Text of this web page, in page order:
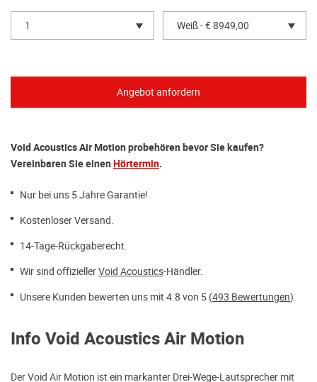
1 Weiß - € 8949,00
Void Acoustics Air Motion probehören bevor Sie kaufen?
Vereinbaren Sie einenHörtermin.
Nur bei uns 5 Jahre Garantie!
Kostenloser Versand.
14-Tage-Rückgaberecht.
Wir sind offiziellerVoid Acoustics-Händler.
Unsere Kunden bewerten uns mit 4.8 von 5 (493 Bewertungen).
Info Void Acoustics Air Motion
Der Void Air Motion ist ein markanter Drei-Wege-Lautsprecher mit